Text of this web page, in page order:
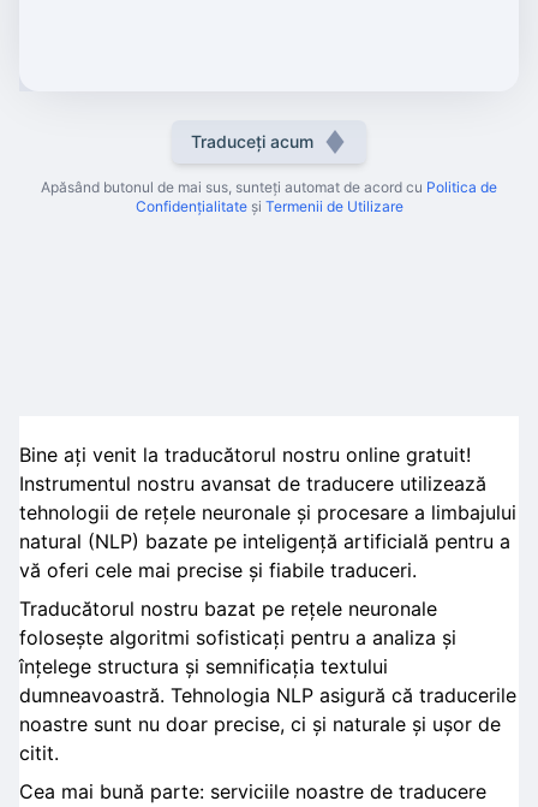
Traduceți acum
Apăsând butonul de mai sus, sunteți automat de acord cu Politica de
Confidențialitate și Termenii de Utilizare
Bine ați venit la traducătorul nostru online gratuit!
Instrumentul nostru avansat de traducere utilizează
tehnologii de rețele neuronale și procesare a limbajului
natural (NLP) bazate pe inteligență artificială pentru a
vă oferi cele mai precise și fiabile traduceri.
Traducătorul nostru bazat pe rețele neuronale
folosește algoritmi sofisticați pentru a analiza și
înțelege structura și semnificația textului
dumneavoastră. Tehnologia NLP asigură că traducerile
noastre sunt nu doar precise, ci și naturale și ușor de
citit.
Cea mai bună parte: serviciile noastre de traducere